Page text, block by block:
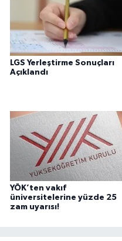
LGS Yerleştirme Sonuçları
Açıklandı
YÖK’ten vakıf
üniversitelerine yüzde 25
zam uyarısı!